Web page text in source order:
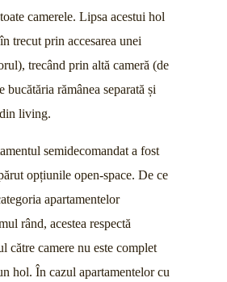
camerele. Lipsa acestui hol
trecut prin accesarea unei
trecând prin altă cameră (de
rămânea separată și
living.
semidecomandat a fost
opțiunile open-space. De ce
apartamentelor
rând, acestea respectă
către camere nu este complet
hol. În cazul apartamentelor cu